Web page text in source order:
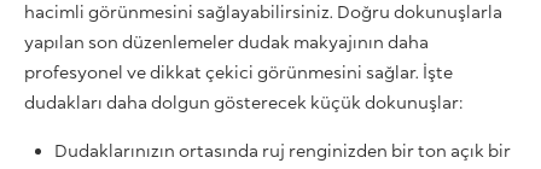
hacimli görünmesini sağlayabilirsiniz. Doğru dokunuşlarla
yapılan son düzenlemeler dudak makyajının daha
profesyonel ve dikkat çekici görünmesini sağlar. İşte
dudakları daha dolgun gösterecek küçük dokunuşlar:
Dudaklarınızın ortasında ruj renginizden bir ton açık bir